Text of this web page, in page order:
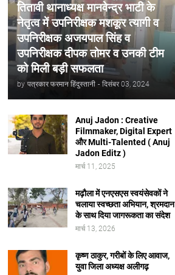
तितावी थानाध्यक्ष मानवेन्द्र भाटी के
नेतृत्व में उपनिरीक्षक मशकूर त्यागी व
उपनिरीक्षक अजयपाल सिंह व
उपनिरीक्षक दीपक तोमर व उनकी टीम
को मिली बड़ी सफलता
by पत्रकार फरमान हिंदुस्तानी - दिसंबर 03, 2024
Anuj Jadon : Creative
Filmmaker, Digital Expert
और Multi-Talented ( Anuj
Jadon Editz )
मार्च 11, 2025
मढ़ौला में एनएसएस स्वयंसेवकों ने
चलाया स्वच्छता अभियान, श्रमदान
के साथ दिया जागरूकता का संदेश
मार्च 13, 2026
कृष्ण ठाकुर, गरीबों के लिए आवाज,
युवा जिला अध्यक्ष अलीगढ़